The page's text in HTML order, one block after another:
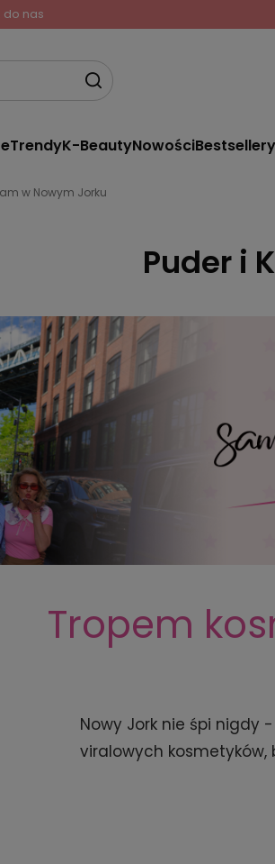
do nas
TrendyK-BeautyNowości
w Nowym Jorku
Puder i
Tropem
Nowy Jork nie śpi nigdy
viralowych kosmetyków,